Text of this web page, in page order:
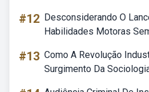
#12 Desconsiderando O
Habilidades Motoras
#13 Como A Revolução
Surgimento Da